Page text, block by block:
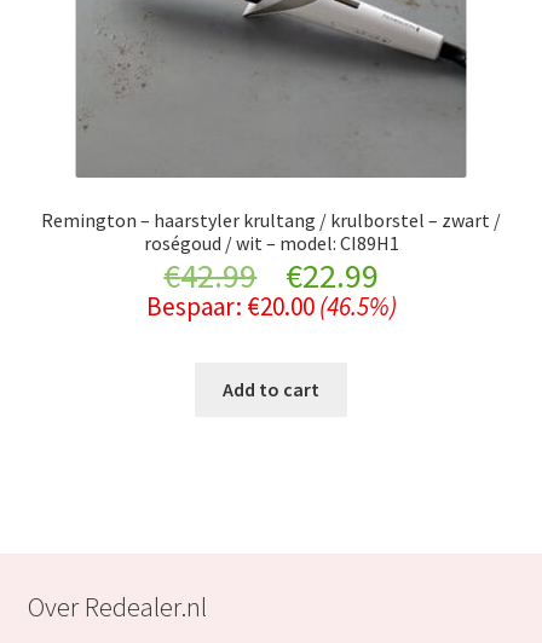
Remington – haarstyler krultang / krulborstel – zwart /
roségoud / wit – model: CI89H1
€42.99
Original
price
was:
€22.99Current
price
Bespaar: €20.00 (46.5%)
Add to cart
Over Redealer.nl